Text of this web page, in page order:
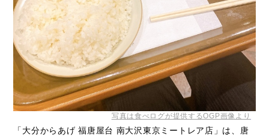
写真は食べログが提供するOGP画像より
「大分からあげ 福唐屋台 南大沢東京ミートレア店」は、唐